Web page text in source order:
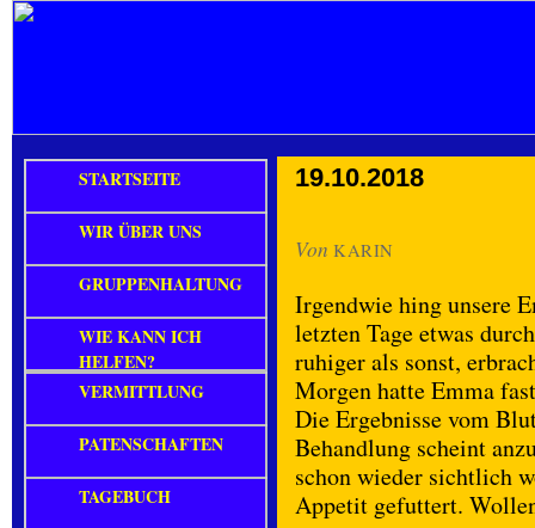
19.10.2018
Von KARIN
Irgendwie hing unsere
letzten Tage etwas
ruhiger als sonst,
Morgen hatte Emma
Die Ergebnisse vom
Behandlung scheint
schon wieder sichtlich
Appetit gefuttert.
STARTSEITE
WIR ÜBER UNS
GRUPPENHALTUNG
WIE KANN ICH
HELFEN?
VERMITTLUNG
PATENSCHAFTEN
TAGEBUCH